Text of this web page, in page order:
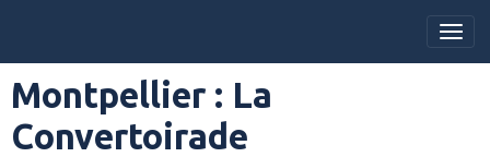
Montpellier : La
Convertoirade